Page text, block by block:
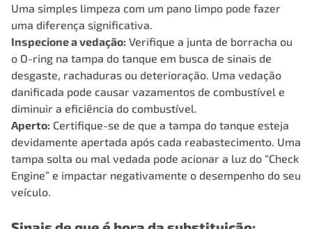
Uma simples limpeza com um pano limpo pode fazer
uma diferença significativa.
Inspecione a vedação: Verifique a junta de borracha ou
o O-ring na tampa do tanque em busca de sinais de
desgaste, rachaduras ou deterioração. Uma vedação
danificada pode causar vazamentos de combustível e
diminuir a eficiência do combustível.
Aperto: Certifique-se de que a tampa do tanque esteja
devidamente apertada após cada reabastecimento. Uma
tampa solta ou mal vedada pode acionar a luz do “Check
Engine” e impactar negativamente o desempenho do seu
veículo.